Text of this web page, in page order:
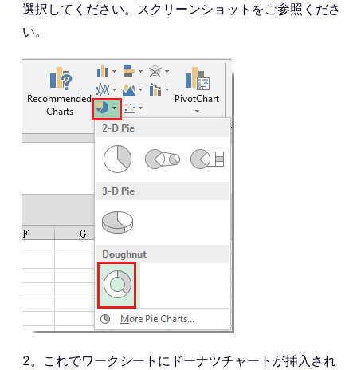
選択してください。スクリーンショットをご参照くださ
い。
2。これでワークシートにドーナツチャートが挿入され